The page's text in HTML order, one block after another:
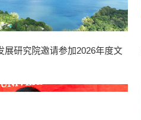
展研究院邀请参加2026年度文